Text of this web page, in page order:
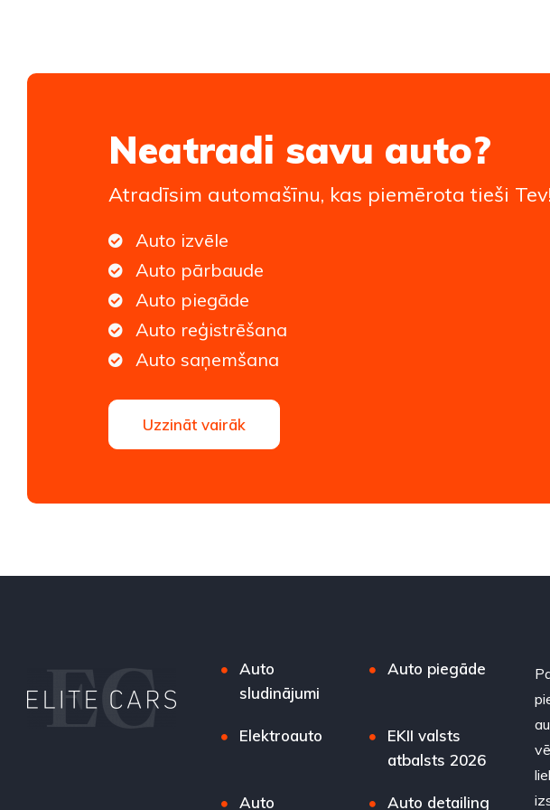
Neatradi savu auto?
Atradīsim automašīnu, kas piemērota tieši Tev!
Auto izvēle
Auto pārbaude
Auto piegāde
Auto reģistrēšana
Auto saņemšana
Uzzināt vairāk
Auto
sludinājumi
Auto piegāde
Elektroauto
EKII valsts
atbalsts 2026
Auto Auto detailing